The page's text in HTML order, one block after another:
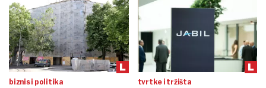
biznis i politika tvrtke i tržišta